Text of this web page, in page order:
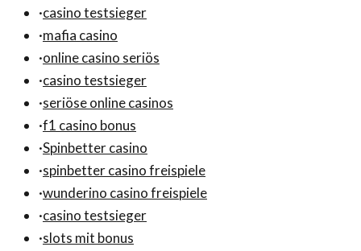
·casino testsieger
·mafia casino
·online casino seriös
·casino testsieger
·seriöse online casinos
·f1 casino bonus
·Spinbetter casino
·spinbetter casino freispiele
·wunderino casino freispiele
·casino testsieger
·slots mit bonus